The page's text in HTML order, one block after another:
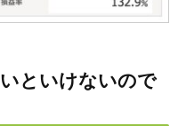
といけないので